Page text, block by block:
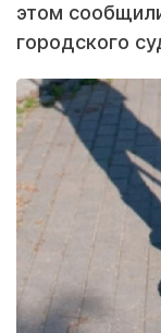
этом
городского